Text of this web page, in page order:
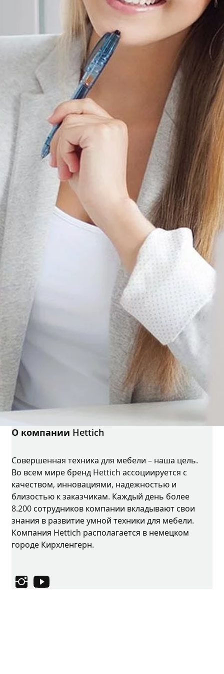
О компании Hettich
Совершенная техника для мебели – наша цель.
Во всем мире бренд Hettich ассоциируется с
качеством, инновациями, надежностью и
близостью к заказчикам. Каждый день более
8.200 сотрудников компании вкладывают свои
знания в развитие умной техники для мебели.
Компания Hettich располагается в немецком
городе Кирхленгерн.
InstagramYouTube